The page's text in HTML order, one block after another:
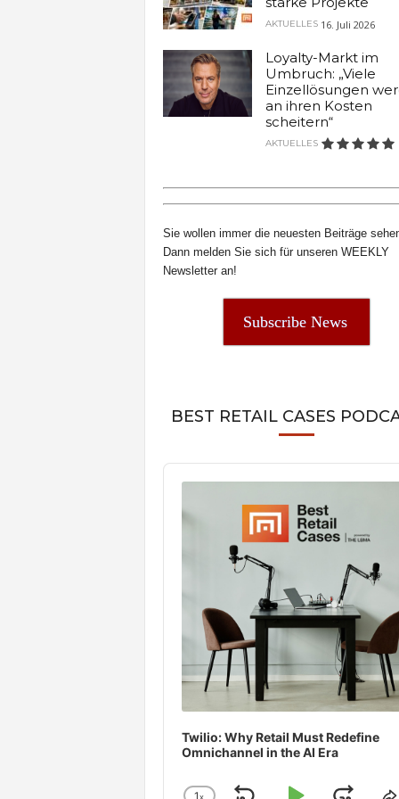
AKTUELLES 16. Juli 2026
Loyalty-Markt im
Umbruch: „Viele
Einzellösungen
an ihren Kosten
scheitern“
AKTUELLES
Sie wollen immer die neuesten Beiträge
Dann melden Sie sich für unseren WEEKLY
Newsletter an!
Subscribe News
BEST RETAIL CASES
Audio
Player
Twilio: Why Retail Must Redefine
Omnichannel in the AI Era
1x